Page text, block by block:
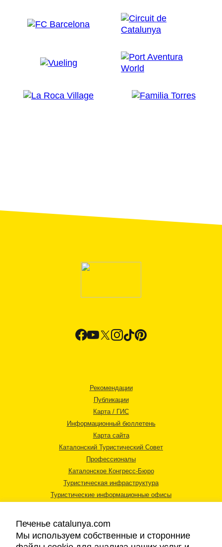
Рекомендации
Публикации
Карта / ГИС
Информационный бюллетень
Карта сайта
Каталонский Туристический Совет
Профессионалы
Каталонское Конгресс-Бюро
Туристическая инфраструктура
Туристические информационные офисы
Печенье catalunya.com
Мы используем собственные и сторонние